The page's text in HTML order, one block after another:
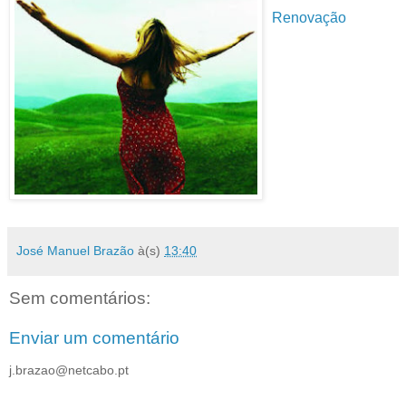
Renovação
José Manuel Brazão à(s) 13:40
Sem comentários:
Enviar um comentário
j.brazao@netcabo.pt